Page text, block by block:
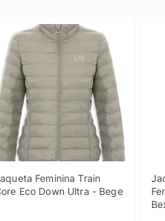
Feminina Train
Eco Down Ultra - Bege